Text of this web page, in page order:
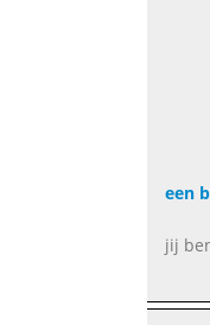
een
jij